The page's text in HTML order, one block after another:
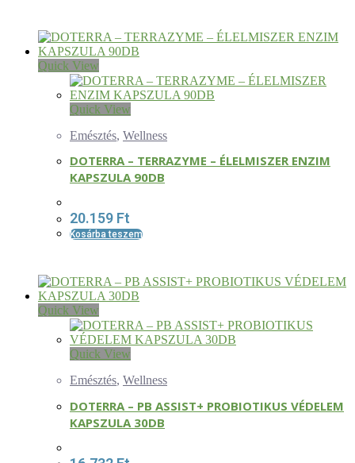
Quick View
Quick View
Emésztés, Wellness
DOTERRA – TERRAZYME – ÉLELMISZER ENZIM
KAPSZULA 90DB
20.159 Ft
Kosárba teszem
Quick View
Quick View
Emésztés, Wellness
DOTERRA – PB ASSIST+ PROBIOTIKUS VÉDELEM
KAPSZULA 30DB